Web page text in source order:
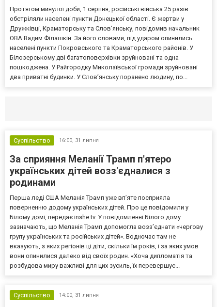
Протягом минулої доби, 1 серпня, російські війська 25 разів
обстріляли населені пункти Донецької області. Є жертви у
Дружківці, Краматорську та Слов’янську, повідомив начальник
ОВА Вадим Філашкін. За його словами, під ударом опинились
населені пункти Покровського та Краматорського районів. У
Білозерському дві багатоповерхівки зруйновані та одна
пошкоджена. У Райгородку Миколаївської громади зруйновані
два приватні будинки. У Слов’янську поранено людину, по...
Суспільство 16:00, 31 липня
За сприяння Меланії Трамп п'ятеро
українських дітей возз'єдналися з
родинами
Перша леді США Меланія Трамп уже впʼяте посприяла
поверненню додому українських дітей. Про це повідомили у
Білому домі, передає inshe.tv. У повідомленні Білого дому
зазначають, що Меланія Трамп допомогла возз’єднати «чергову
групу українських та російських дітей». Водночас там не
вказують, з яких регіонів ці діти, скільки їм років, і за яких умов
вони опинилися далеко від своїх родин. «Хоча дипломатія та
розбудова миру важливі для цих зусиль, їх перевершує...
Суспільство 14:00, 31 липня